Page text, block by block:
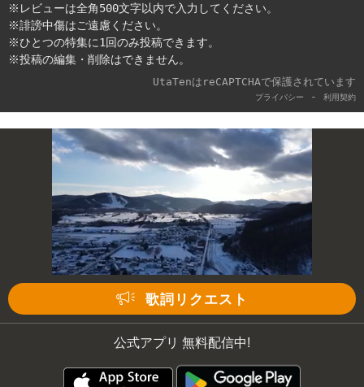
※レビューは全角500文字以内で入力してください。
※誹謗中傷はご遠慮ください。
※ひとつの特集に1回のみ投稿できます。
※投稿の編集・削除はできません。
UtaTenはreCAPTCHAで保護されています
プライバシー - 利用契約
歌詞リクエスト
公式アプリ 無料配信中!